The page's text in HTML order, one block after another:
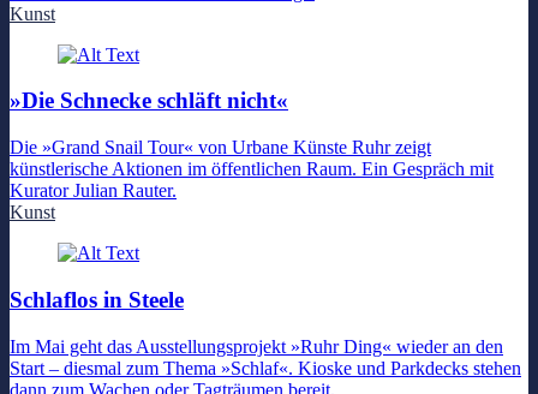
Kunst
»Die Schnecke schläft nicht«
Die »Grand Snail Tour« von Urbane Künste Ruhr zeigt
künstlerische Aktionen im öffentlichen Raum. Ein Gespräch mit
Kurator Julian Rauter.
Kunst
Schlaflos in Steele
Im Mai geht das Ausstellungsprojekt »Ruhr Ding« wieder an den
Start – diesmal zum Thema »Schlaf«. Kioske und Parkdecks stehen
dann zum Wachen oder Tagträumen bereit.